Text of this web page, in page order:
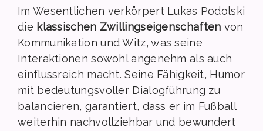
Im Wesentlichen verkörpert Lukas Podolski
die klassischen Zwillingseigenschaften von
Kommunikation und Witz, was seine
Interaktionen sowohl angenehm als auch
einflussreich macht. Seine Fähigkeit, Humor
mit bedeutungsvoller Dialogführung zu
balancieren, garantiert, dass er im Fußball
weiterhin nachvollziehbar und bewundert